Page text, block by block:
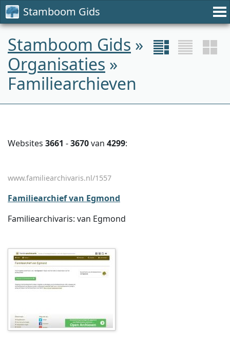
Stamboom Gids
Stamboom Gids »
Organisaties »
Familiearchieven
Websites 3661 -3670van 4299:
www.familiearchivaris.nl/1557
Familiearchief van Egmond
Familiearchivaris: van Egmond